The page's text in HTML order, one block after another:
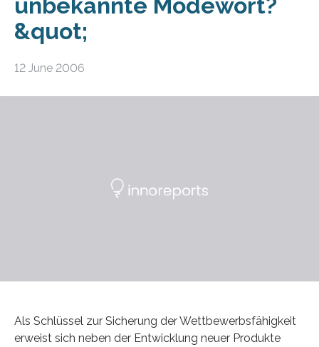
unbekannte Modewort?
&quot;
12 June 2006
Als Schlüssel zur Sicherung der Wettbewerbsfähigkeit
erweist sich neben der Entwicklung neuer Produkte